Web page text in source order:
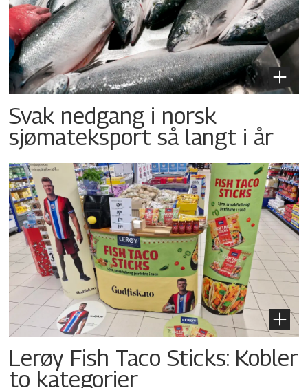
Svak nedgang i norsk
sjømateksport så langt i år
Lerøy Fish Taco Sticks: Kobler
to kategorier